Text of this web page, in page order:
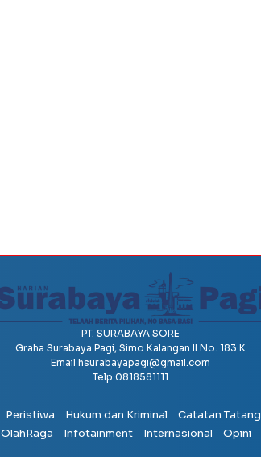
PT. SURABAYA SORE
Graha Surabaya Pagi, Simo Kalangan II No. 183 K
Email hsurabayapagi@gmail.com
Telp 0818581111
Peristiwa Hukum dan Kriminal Catatan Tatang
OlahRaga Infotainment Internasional Opini